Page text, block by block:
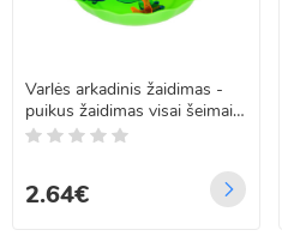
Varlės arkadinis žaidimas -
puikus žaidimas visai šeimai
ZA5067
2.64€